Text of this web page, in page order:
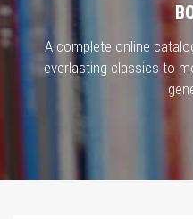
A complete online
everlasting classics to